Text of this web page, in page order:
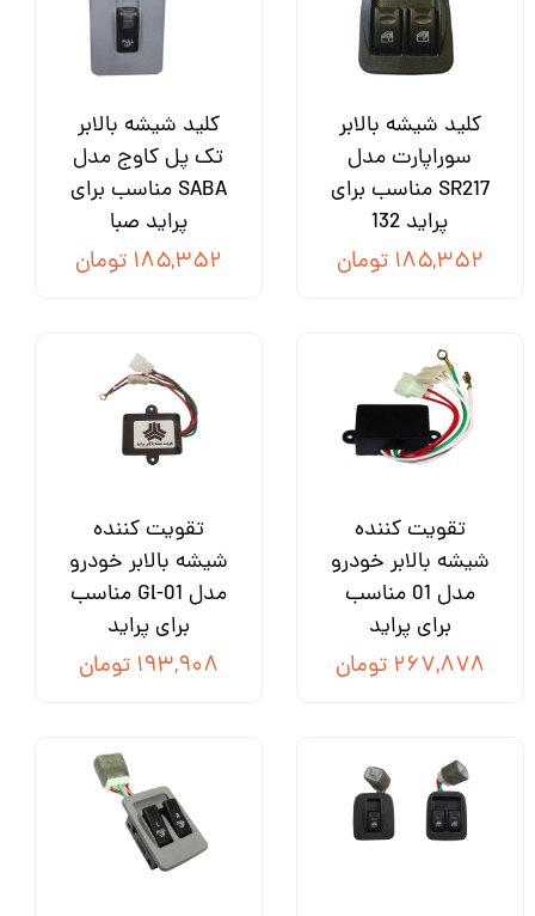
کلید شیشه بالابر
سوراپارت مدل
SR217 مناسب برای
پراید 132
۱۸۵,۳۵۲ تومان
کلید شیشه بالابر
تک پل کاوج مدل
SABA مناسب برای
پراید صبا
۱۸۵,۳۵۲ تومان
تقویت کننده
شیشه بالابر خودرو
مدل 01 مناسب
برای پراید
۲۶۷,۸۷۸ تومان
تقویت کننده
شیشه بالابر خودرو
مدل Gl-01 مناسب
برای پراید
۱۹۳,۹۰۸ تومان